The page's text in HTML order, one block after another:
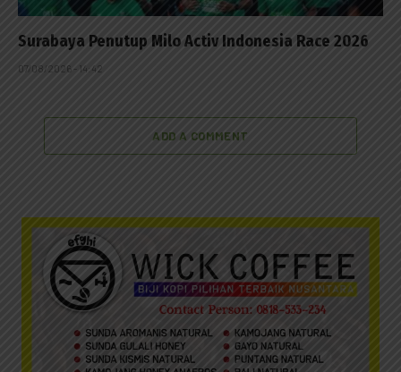
Surabaya Penutup Milo Activ Indonesia Race 2026
07/08/2026 - 14:42
ADD A COMMENT